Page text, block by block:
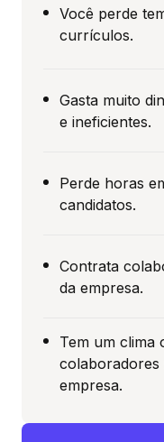
Você perde
currículos.
Gasta muito
e ineficientes.
Perde horas
candidatos.
Contrata
da empresa.
Tem um clima
colaboradores
empresa.